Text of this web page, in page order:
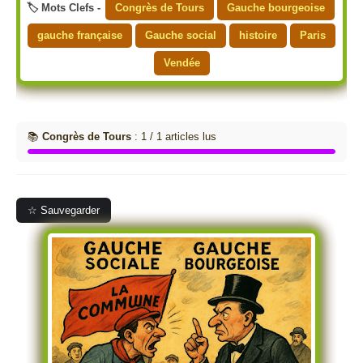
🏷️ Mots Clefs - Congrès de Tours Gauche bourgeoise
gauche française Gauche social histoire Paris
Vendée
📚 Congrès de Tours : 1 / 1 articles lus
☆ Sauvegarder